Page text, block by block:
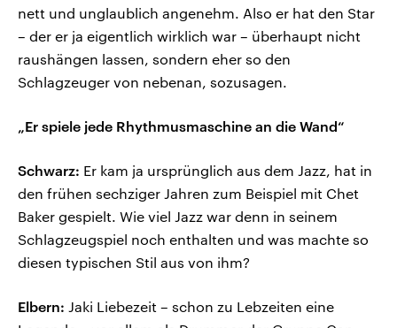
nett und unglaublich angenehm. Also er hat den Star
– der er ja eigentlich wirklich war – überhaupt nicht
raushängen lassen, sondern eher so den
Schlagzeuger von nebenan, sozusagen.
„Er spiele jede Rhythmusmaschine an die Wand“
Schwarz: Er kam ja ursprünglich aus dem Jazz, hat in
den frühen sechziger Jahren zum Beispiel mit Chet
Baker gespielt. Wie viel Jazz war denn in seinem
Schlagzeugspiel noch enthalten und was machte so
diesen typischen Stil aus von ihm?
Elbern: Jaki Liebezeit – schon zu Lebzeiten eine